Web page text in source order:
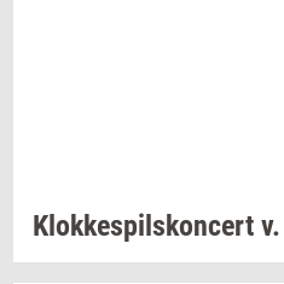
Klok­ke­spils­kon­cert